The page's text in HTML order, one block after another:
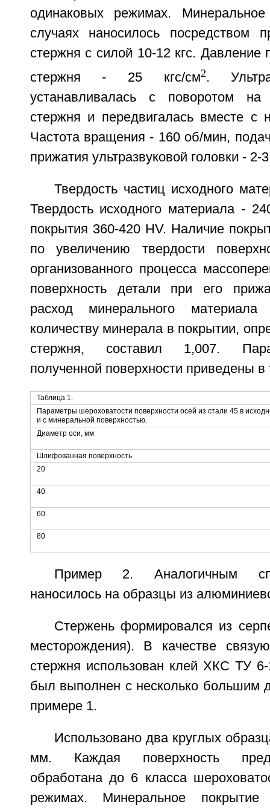
одинаковых режимах.
случаях наносилось посредством
стержня с силой 10-12 кгс. Давление
стержня - 25 кгс/см2.
устанавливалась с поворотом на
стержня и передвигалась вместе с
Частота вращения - 160 об/мин,
прижатия ультразвуковой головки - 2-3
Твердость частиц исходного
Твердость исходного материала -
покрытия 360-420 HV. Наличие
по увеличению твердости
организованного процесса
поверхность детали при его
расход минерального
количеству минерала в покрытии,
стержня, составил 1,007.
полученной поверхности приведены в
Таблица 1.
Параметры шероховатости поверхности осей из стали 45 в
и с минеральной поверхностью.
Диаметр оси, мм
Шлифованная поверхность
20
40
60
80
Пример 2. Аналогичным
наносилось на образцы из
Стержень формировался из
месторождения). В качестве
стержня использован клей ХКС ТУ
был выполнен с несколько большим
примере 1.
Использовано два круглых
мм. Каждая поверхность
обработана до 6 класса
режимах. Минеральное